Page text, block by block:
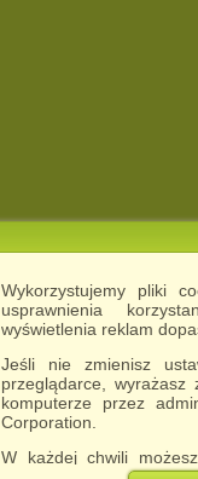
Wykorzystujemy pliki
usprawnienia
wyświetlenia reklam
Jeśli nie zmienisz
przeglądarce,
komputerze przez
Corporation.
W każdej chwili